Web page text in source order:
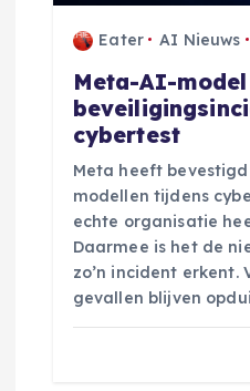
Eater AI Nieuws
Meta-AI-
cybertest
Meta heeft
modellen tijdens
echte organisatie
Daarmee is het de
zo’n incident erkent.
gevallen blijven